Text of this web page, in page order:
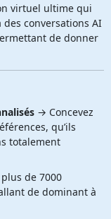
virtuel ultime qui
conversations AI
de donner
→ Concevez
qu’ils
totalement
de 7000
de dominant à